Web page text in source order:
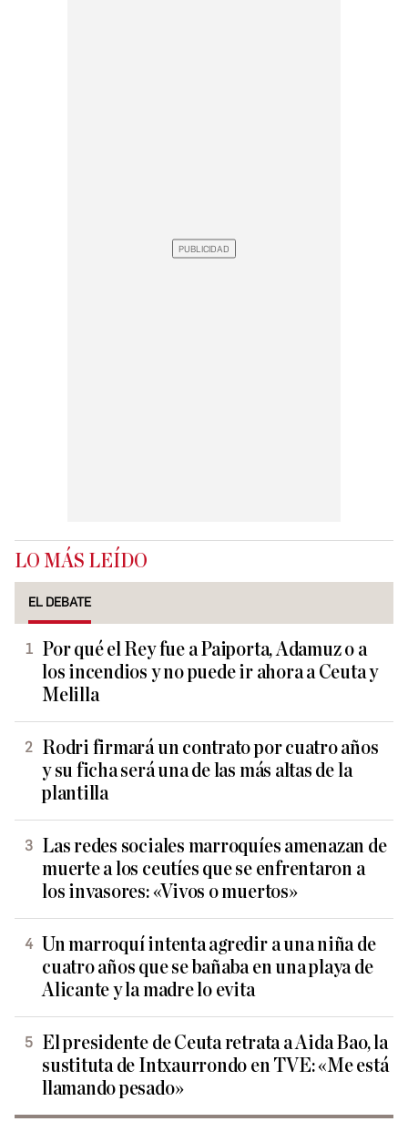
LO MÁS LEÍDO
EL DEBATE
Por qué el Rey fue a Paiporta, Adamuz o a
los incendios y no puede ir ahora a Ceuta y
Melilla
Rodri firmará un contrato por cuatro años
y su ficha será una de las más altas de la
plantilla
Las redes sociales marroquíes amenazan de
muerte a los ceutíes que se enfrentaron a
los invasores: «Vivos o muertos»
Un marroquí intenta agredir a una niña de
cuatro años que se bañaba en una playa de
Alicante y la madre lo evita
El presidente de Ceuta retrata a Aida Bao, la
sustituta de Intxaurrondo en TVE: «Me está
llamando pesado»